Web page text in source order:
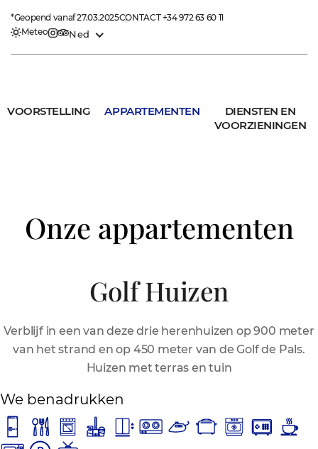
*Geopend vanaf 27.03.2025CONTACT+34 972 63 60 11
Meteo
Ned
VOORSTELLING APPARTEMENTEN
DIENSTEN EN
VOORZIENINGEN
Onze appartementen
Golf Huizen
Verblijf in een van deze drie herenhuizen op 900 meter
van het strand en op 450 meter van de Golf de Pals.
Huizen met terras en tuin
We benadrukken